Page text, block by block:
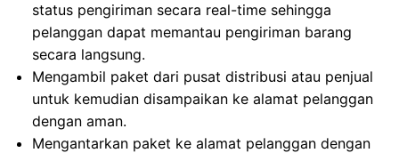
status pengiriman secara real-time sehingga
pelanggan dapat memantau pengiriman barang
secara langsung.
Mengambil paket dari pusat distribusi atau penjual
untuk kemudian disampaikan ke alamat pelanggan
dengan aman.
Mengantarkan paket ke alamat pelanggan dengan